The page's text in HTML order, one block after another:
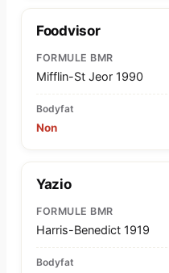
Foodvisor
FORMULE BMR
Mifflin-St Jeor 1990
Bodyfat
Non
Yazio
FORMULE BMR
Harris-Benedict 1919
Bodyfat